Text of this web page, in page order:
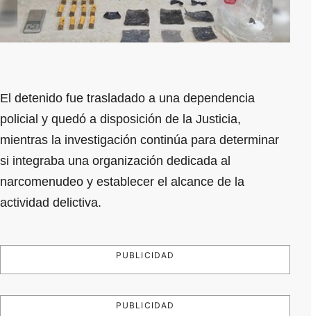
El detenido fue trasladado a una dependencia
policial y quedó a disposición de la Justicia,
mientras la investigación continúa para determinar
si integraba una organización dedicada al
narcomenudeo y establecer el alcance de la
actividad delictiva.
PUBLICIDAD
PUBLICIDAD